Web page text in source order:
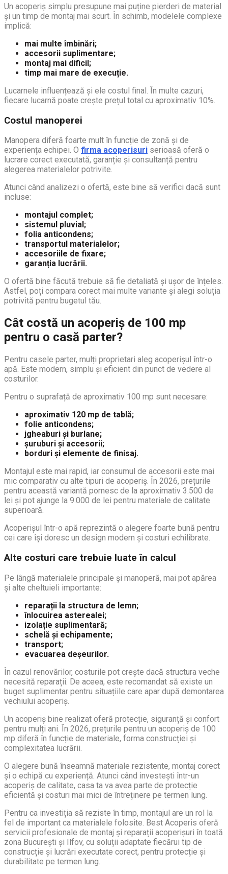
Un acoperiș simplu presupune mai puține pierderi de material
și un timp de montaj mai scurt. În schimb, modelele complexe
implică:
mai multe îmbinări;
accesorii suplimentare;
montaj mai dificil;
timp mai mare de execuție.
Lucarnele influențează și ele costul final. În multe cazuri,
fiecare lucarnă poate crește prețul total cu aproximativ 10%.
Costul manoperei
Manopera diferă foarte mult în funcție de zonă și de
experiența echipei. O firma acoperisuri serioasă oferă o
lucrare corect executată, garanție și consultanță pentru
alegerea materialelor potrivite.
Atunci când analizezi o ofertă, este bine să verifici dacă sunt
incluse:
montajul complet;
sistemul pluvial;
folia anticondens;
transportul materialelor;
accesoriile de fixare;
garanția lucrării.
O ofertă bine făcută trebuie să fie detaliată și ușor de înțeles.
Astfel, poți compara corect mai multe variante și alegi soluția
potrivită pentru bugetul tău.
Cât costă un acoperiș de 100 mp
pentru o casă parter?
Pentru casele parter, mulți proprietari aleg acoperișul într-o
apă. Este modern, simplu și eficient din punct de vedere al
costurilor.
Pentru o suprafață de aproximativ 100 mp sunt necesare:
aproximativ 120 mp de tablă;
folie anticondens;
jgheaburi și burlane;
șuruburi și accesorii;
borduri și elemente de finisaj.
Montajul este mai rapid, iar consumul de accesorii este mai
mic comparativ cu alte tipuri de acoperiș. În 2026, prețurile
pentru această variantă pornesc de la aproximativ 3.500 de
lei și pot ajunge la 9.000 de lei pentru materiale de calitate
superioară.
Acoperișul într-o apă reprezintă o alegere foarte bună pentru
cei care își doresc un design modern și costuri echilibrate.
Alte costuri care trebuie luate în calcul
Pe lângă materialele principale și manoperă, mai pot apărea
și alte cheltuieli importante:
reparații la structura de lemn;
înlocuirea asterealei;
izolație suplimentară;
schelă și echipamente;
transport;
evacuarea deșeurilor.
În cazul renovărilor, costurile pot crește dacă structura veche
necesită reparații. De aceea, este recomandat să existe un
buget suplimentar pentru situațiile care apar după demontarea
vechiului acoperiș.
Un acoperiș bine realizat oferă protecție, siguranță și confort
pentru mulți ani. În 2026, prețurile pentru un acoperiș de 100
mp diferă în funcție de materiale, forma construcției și
complexitatea lucrării.
O alegere bună înseamnă materiale rezistente, montaj corect
și o echipă cu experiență. Atunci când investești într-un
acoperiș de calitate, casa ta va avea parte de protecție
eficientă și costuri mai mici de întreținere pe termen lung.
Pentru ca investiția să reziste în timp, montajul are un rol la
fel de important ca materialele folosite. Best Acoperis oferă
servicii profesionale de montaj și reparații acoperișuri în toată
zona București și Ilfov, cu soluții adaptate fiecărui tip de
construcție și lucrări executate corect, pentru protecție și
durabilitate pe termen lung.